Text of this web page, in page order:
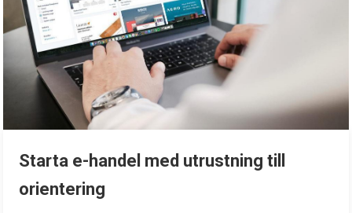
Starta e-handel med utrustning till
orientering